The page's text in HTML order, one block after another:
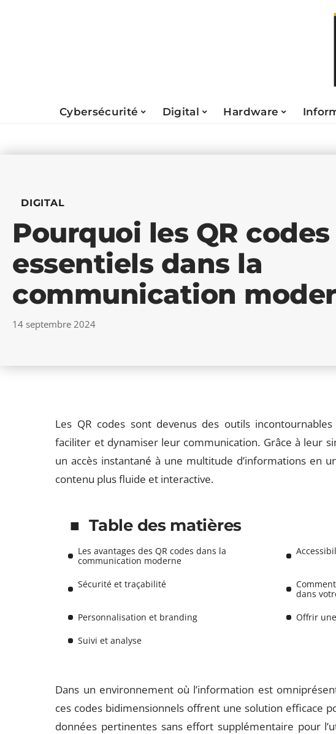
Cybersécurité Digital Hardware
DIGITAL
Pourquoi les QR
essentiels dans la
communication
14 septembre 2024
Les QR codes sont devenus des outils
faciliter et dynamiser leur communication. Grâce à leur
un accès instantané à une multitude d’informations en
contenu plus fluide et interactive.
Table des matières
Les avantages des QR codes dans la
communication moderne
Sécurité et traçabilité
dans
Personnalisation et branding
Offrir
Suivi et analyse
Dans un environnement où l’information est
ces codes bidimensionnels offrent une solution efficace
données pertinentes sans effort supplémentaire pour